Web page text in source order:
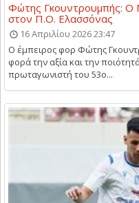
Φώτης Γκουντρουμπής: Ο
στον Π.Ο. Ελασσόνας
16 Απριλίου 2026 23:47
Ο έμπειρος φορ Φώτης
φορά την αξία και την
πρωταγωνιστή του 53ο...